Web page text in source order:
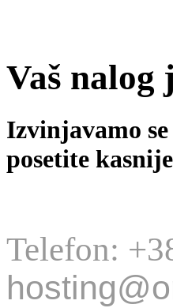
Vaš nalog
Izvinjavamo
posetite
Telefon: